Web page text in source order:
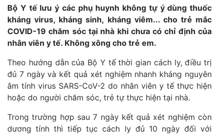
Bộ Y tế lưu ý các phụ huynh không tự ý dùng thuốc
kháng virus, kháng sinh, kháng viêm... cho trẻ mắc
COVID-19 chăm sóc tại nhà khi chưa có chỉ định của
nhân viên y tế. Không xông cho trẻ em.
Theo hướng dẫn của Bộ Y tế thời gian cách ly, điều trị
đủ 7 ngày và kết quả xét nghiệm nhanh kháng nguyên
âm tính virus SARS-CoV-2 do nhân viên y tế thực hiện
hoặc do người chăm sóc, trẻ tự thực hiện tại nhà.
Trong trường hợp sau 7 ngày kết quả xét nghiệm còn
dương tính thì tiếp tục cách ly đủ 10 ngày đối với